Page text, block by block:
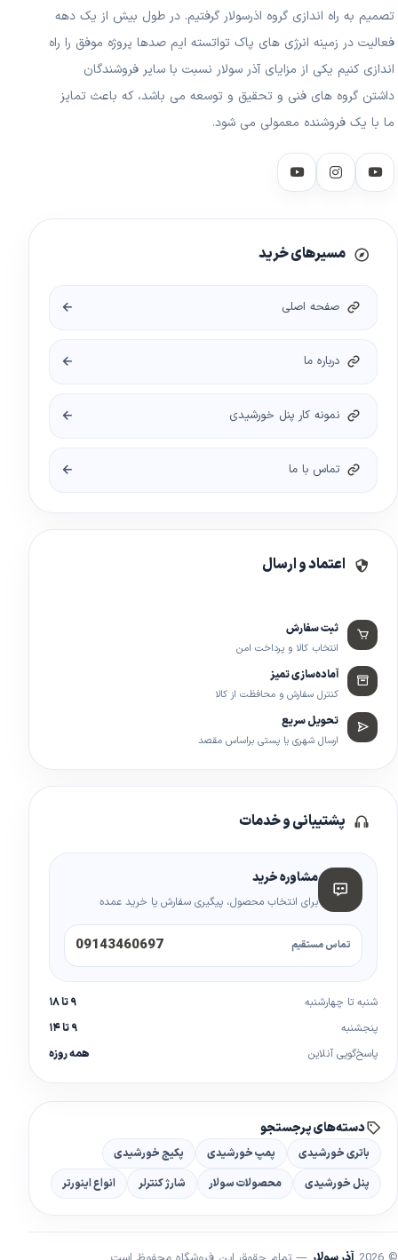
تصمیم به راه اندازی گروه اذرسولار گرفتیم. در طول بیش از یک دهه
فعالیت در زمینه انرژی های پاک تواتسته ایم صدها پروژه موفق را راه
اندازی کنیم یکی از مزایای آذر سولار نسبت با سایر فروشندگان
داشتن گروه های فنی و تحقیق و توسعه می باشد، که باعث تمایز
ما با یک فروشنده معمولی می شود.
مسیرهای خرید
صفحه اصلی
درباره ما
نمونه کار پنل خورشیدی
تماس با ما
اعتماد و ارسال
ثبت سفارش
انتخاب کالا و پرداخت امن
آماده‌سازی تمیز
کنترل سفارش و محافظت از کالا
تحویل سریع
ارسال شهری یا پستی براساس مقصد
پشتیبانی و خدمات
مشاوره خرید
برای انتخاب محصول، پیگیری سفارش یا خرید عمده
تماس مستقیم 09143460697
شنبه تا چهارشنبه
۹ تا ۱۸
پنجشنبه
۹ تا ۱۴
پاسخ‌گویی آنلاین
همه روزه
دسته‌های پرجستجو
باتری خورشیدی پمپ خورشیدی
پکیج خورشیدی
پنل خورشیدی
محصولات سولار شارژ کنترلر انواع اینورتر